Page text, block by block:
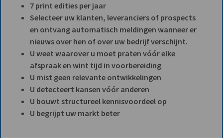
7 print edities per jaar
Selecteer uw klanten, leveranciers of prospects
en ontvang automatisch meldingen wanneer er
nieuws over hen of over uw bedrijf verschijnt.
U weet waarover u moet praten vóór elke
afspraak en wint tijd in voorbereiding
U mist geen relevante ontwikkelingen
U detecteert kansen vóór anderen
U bouwt structureel kennisvoordeel op
U begrijpt uw markt beter